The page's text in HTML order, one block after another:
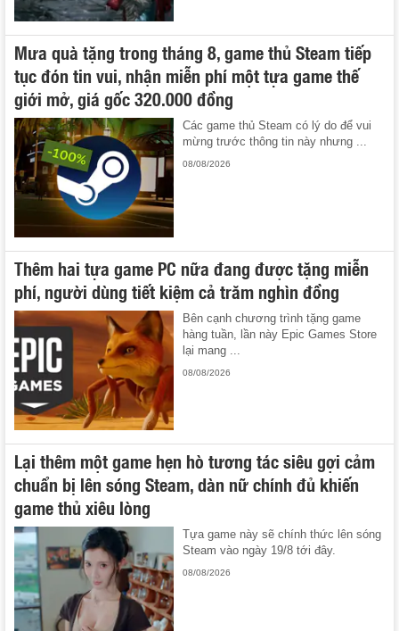
Mưa quà tặng trong tháng 8, game thủ Steam tiếp
tục đón tin vui, nhận miễn phí một tựa game thế
giới mở, giá gốc 320.000 đồng
Các game thủ Steam có lý do để vui
mừng trước thông tin này nhưng ...
08/08/2026
Thêm hai tựa game PC nữa đang được tặng miễn
phí, người dùng tiết kiệm cả trăm nghìn đồng
Bên cạnh chương trình tặng game
hàng tuần, lần này Epic Games Store
lại mang ...
08/08/2026
Lại thêm một game hẹn hò tương tác siêu gợi cảm
chuẩn bị lên sóng Steam, dàn nữ chính đủ khiến
game thủ xiêu lòng
Tựa game này sẽ chính thức lên sóng
Steam vào ngày 19/8 tới đây.
08/08/2026